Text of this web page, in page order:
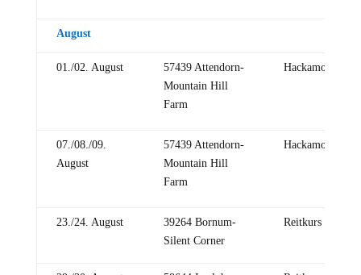
August
01./02. August
57439 Attendorn-
Mountain Hill
Farm
Hackamore
07./08./09.
August
57439 Attendorn-
Mountain Hill
Farm
Hackamore
23./24. August
39264 Bornum-
Silent Corner
Reitkurs